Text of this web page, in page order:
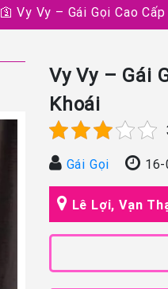
🛐Vy Vy – Gái Gọi Cao
Vy Vy – Gái
Khoái
Gái Gọi
Lê Lợi, Vạn